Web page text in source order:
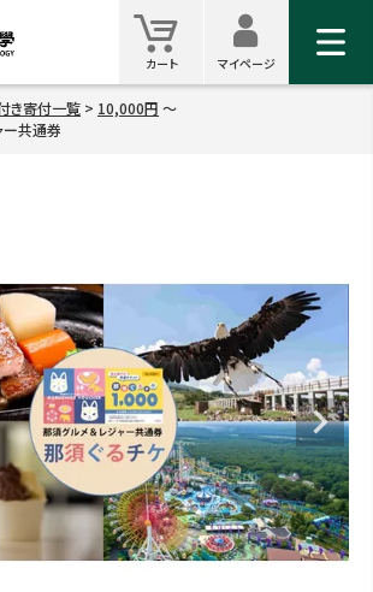
カート
カート
マイ
マイページ
き寄付一覧
10,000円
ー共通券